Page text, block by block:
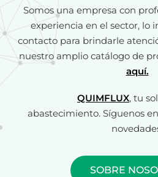
Somos una empresa con
experiencia en el sector, lo
contacto para brindarle
nuestro amplio catálogo de
aquí.
QUIMFLUX, tu
abastecimiento. Síguenos en
SOBRE